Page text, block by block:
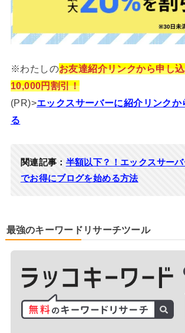
※わたしのお友達紹介リンクから申し
10,000円割引！
(PR)>エックスサーバーに紹介リンクか
る
関連記事： 半額以下？！エックスサー
でお得にブログを始める方法
最強のキーワードリサーチツール